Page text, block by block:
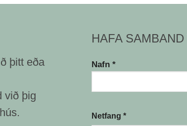
þitt eða
við þig
HAFA
Nafn *
Netfang *